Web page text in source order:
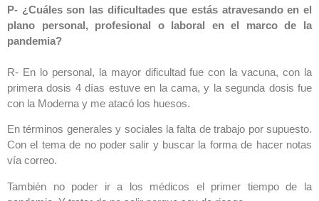
P- ¿Cuáles son las dificultades que estás atravesando en el
plano personal, profesional o laboral en el marco de la
pandemia?
R- En lo personal, la mayor dificultad fue con la vacuna, con la
primera dosis 4 días estuve en la cama, y la segunda dosis fue
con la Moderna y me atacó los huesos.
En términos generales y sociales la falta de trabajo por supuesto.
Con el tema de no poder salir y buscar la forma de hacer notas
vía correo.
También no poder ir a los médicos el primer tiempo de la